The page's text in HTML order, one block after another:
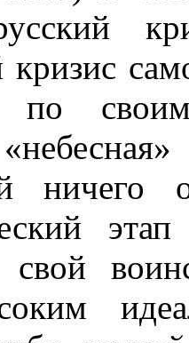
кризис
по
ничего